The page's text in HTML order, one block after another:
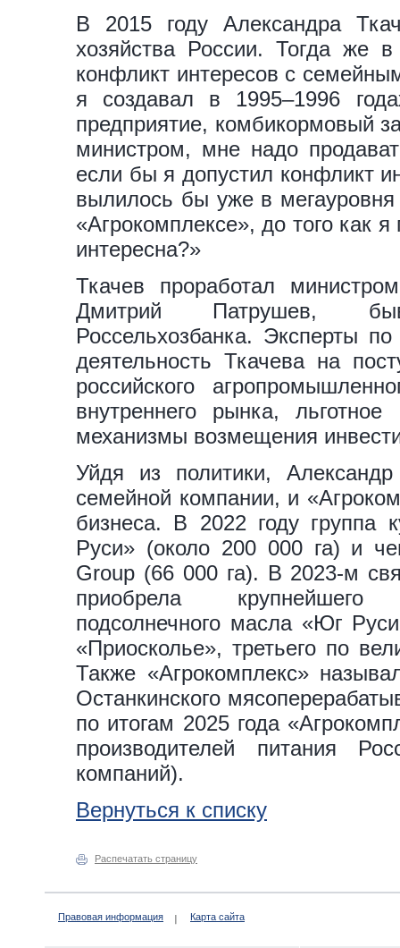
В 2015 году Александра
хозяйства России. Тогда же
конфликт интересов с
я создавал в 1995–1996
предприятие, комбикормовый
министром, мне надо
если бы я допустил конфликт
вылилось бы уже в
«Агрокомплексе», до того как
интересна?»
Ткачев проработал
Дмитрий Патрушев,
Россельхозбанка. Эксперты
деятельность Ткачева на
российского
внутреннего рынка,
механизмы возмещения
Уйдя из политики,
семейной компании, и
бизнеса. В 2022 году группа
Руси» (около 200 000 га) и
Group (66 000 га). В 2023-м
приобрела крупнейшего
подсолнечного масла «Юг
«Приосколье», третьего по
Также «Агрокомплекс»
Останкинского
по итогам 2025 года
производителей питания
компаний).
Вернуться к списку
Распечатать страницу
Правовая информация Карта сайта